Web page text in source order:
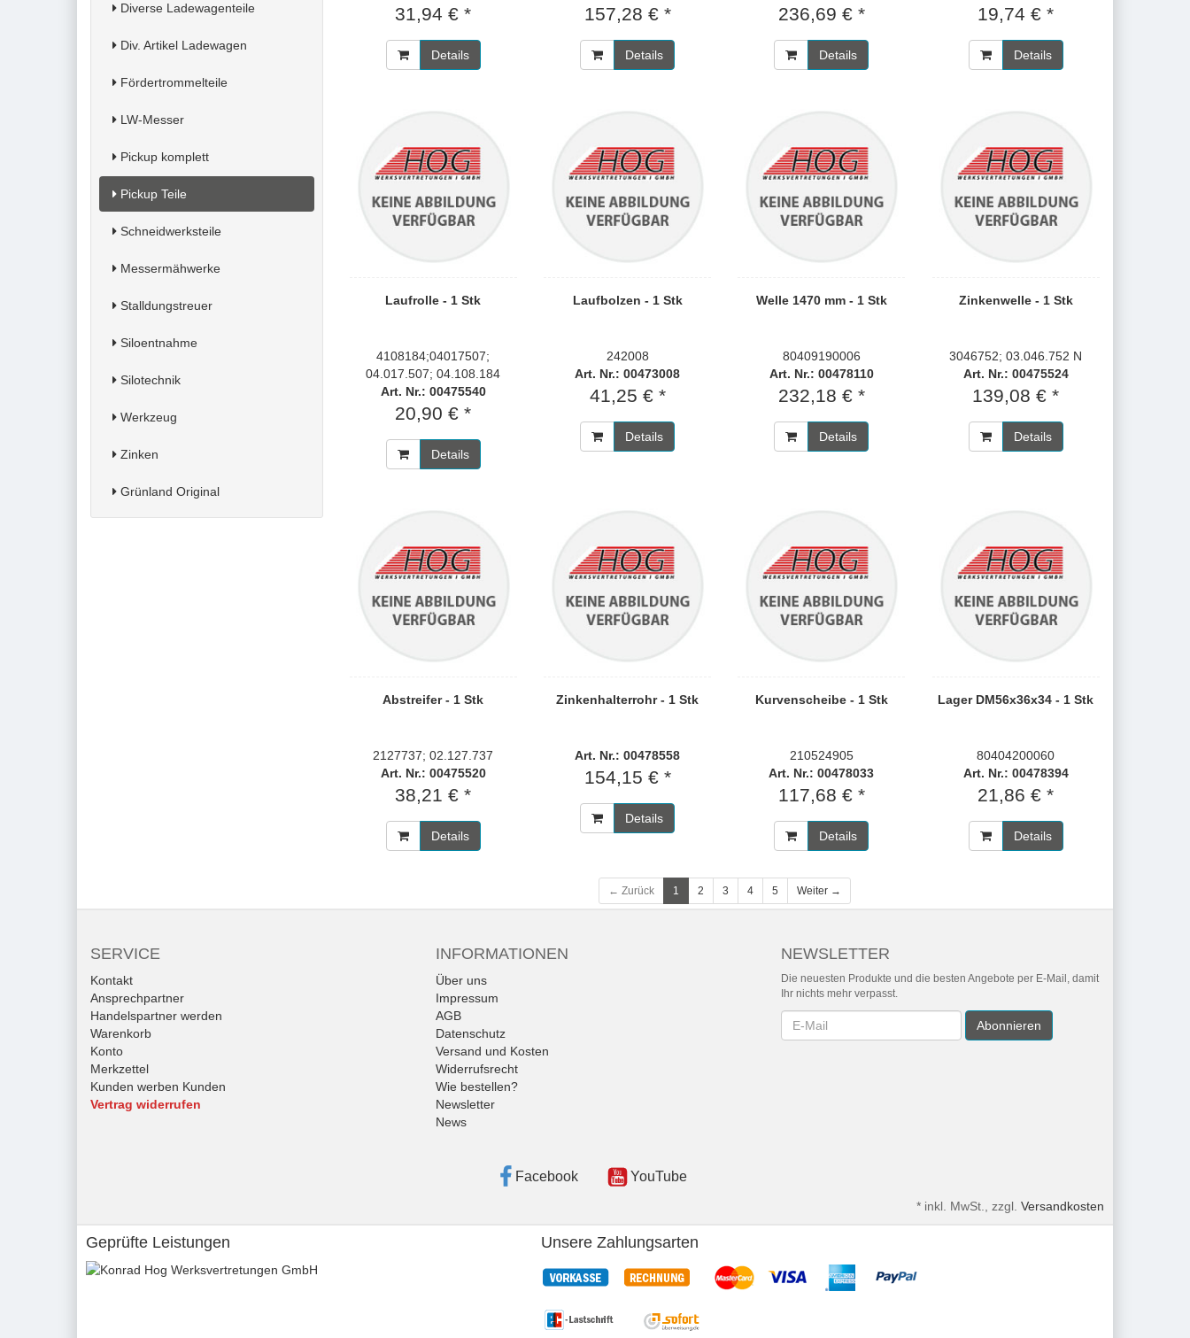
Diverse Ladewagenteile
Div. Artikel Ladewagen
Fördertrommelteile
LW-Messer
Pickup komplett
Pickup Teile
Schneidwerksteile
Messermähwerke
Stalldungstreuer
Siloentnahme
Silotechnik
Werkzeug
Zinken
Grünland Original
31,94 € *
Details
157,28 € *
Details
236,69 € *
Details
19,74 € *
Details
Laufrolle - 1 Stk
4108184;04017507;
04.017.507; 04.108.184
Art. Nr.: 00475540
20,90 € *
Details
Laufbolzen - 1 Stk
242008
Art. Nr.: 00473008
41,25 € *
Details
Welle 1470 mm - 1 Stk
80409190006
Art. Nr.: 00478110
232,18 € *
Details
Zinkenwelle - 1 Stk
3046752; 03.046.752 N
Art. Nr.: 00475524
139,08 € *
Details
Abstreifer - 1 Stk
2127737; 02.127.737
Art. Nr.: 00475520
38,21 € *
Details
Zinkenhalterrohr - 1 Stk
Art. Nr.: 00478558
154,15 € *
Details
Kurvenscheibe - 1 Stk
210524905
Art. Nr.: 00478033
117,68 € *
Details
Lager DM56x36x34 - 1 Stk
80404200060
Art. Nr.: 00478394
21,86 € *
Details
← Zurück 1 2 3 4 5 Weiter →
SERVICE
Kontakt
Ansprechpartner
Handelspartner werden
Warenkorb
Konto
Merkzettel
Kunden werben Kunden
Vertrag widerrufen
INFORMATIONEN
Über uns
Impressum
AGB
Datenschutz
Versand und Kosten
Widerrufsrecht
Wie bestellen?
Newsletter
News
NEWSLETTER
Die neuesten Produkte und die besten Angebote per E-Mail, damit
Ihr nichts mehr verpasst.
Newsletter Abonnieren
Facebook YouTube
* inkl. MwSt., zzgl. Versandkosten
Geprüfte Leistungen Unsere Zahlungsarten